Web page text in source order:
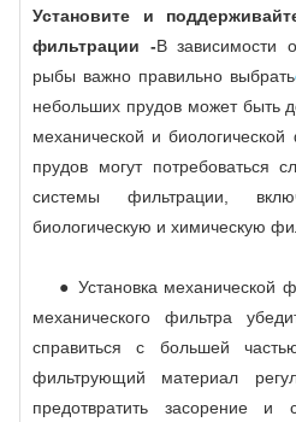
Установите и
фильтрации -В зависимости
рыбы важно правильно выбрать
небольших прудов может быть
механической и
прудов могут потребоваться
системы фильтрации,
биологическую и химическую
● Установка механической
механического фильтра
справиться с большей
фильтрующий материал
предотвратить засорение и